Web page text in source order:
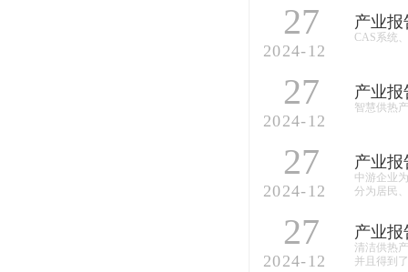
27
2024-12
CAS系统
27
2024-12
产业报
智慧供热
27
2024-12
产业报
中游企业
分为居民
27
2024-12
产业报
清洁供热
并且得到